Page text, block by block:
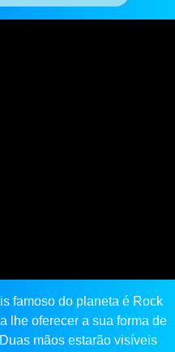
famoso do planeta é Rock
lhe oferecer a sua forma de
mãos estarão visíveis